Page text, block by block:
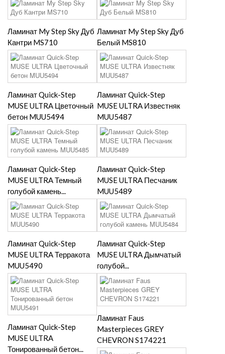
Ламинат My Step Sky Дуб
Кантри MS710
Ламинат My Step Sky Дуб
Белый MS810
Ламинат Quick-Step
MUSE ULTRA Цветочный
бетон MUU5494
Ламинат Quick-Step
MUSE ULTRA Известняк
MUU5487
Ламинат Quick-Step
MUSE ULTRA Темный
голубой камень...
Ламинат Quick-Step
MUSE ULTRA Песчаник
MUU5489
Ламинат Quick-Step
MUSE ULTRA Терракота
MUU5490
Ламинат Quick-Step
MUSE ULTRA Дымчатый
голубой...
Ламинат Quick-Step
MUSE ULTRA
Тонированный бетон...
Ламинат Faus
Masterpieces GREY
CHEVRON S174221